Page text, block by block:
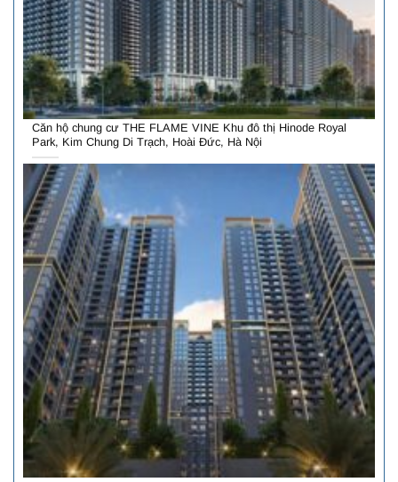
Căn hộ chung cư THE FLAME VINE Khu đô thị Hinode Royal
Park, Kim Chung Di Trạch, Hoài Đức, Hà Nội